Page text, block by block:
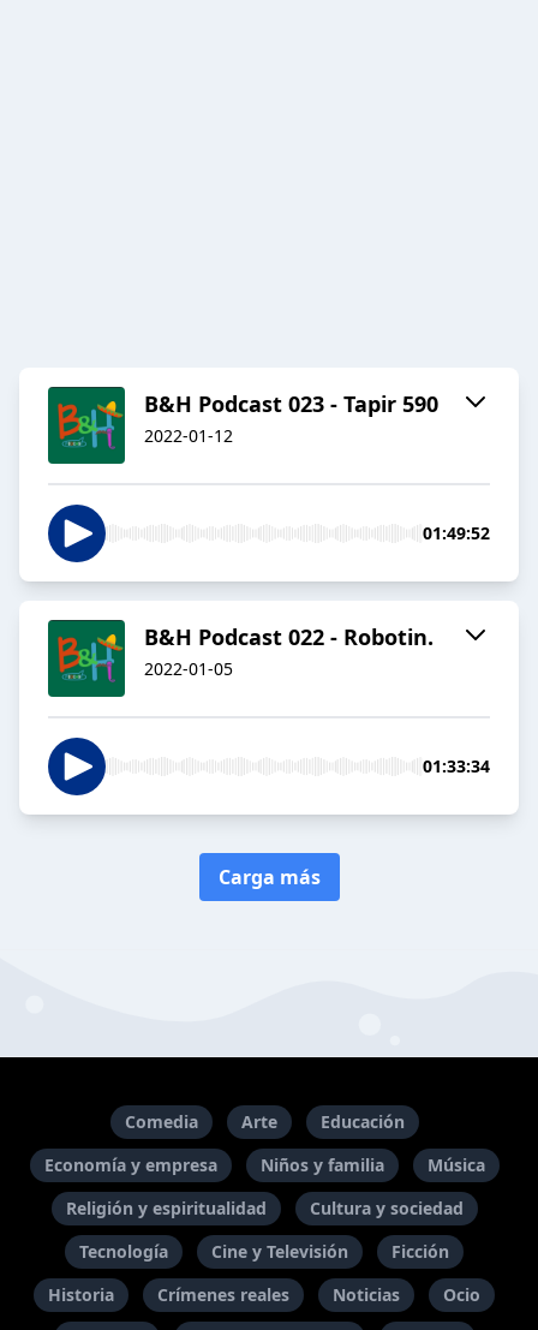
B&H Podcast 023 - Tapir 590
2022-01-12
01:49:52
B&H Podcast 022 - Robotin.
2022-01-05
01:33:34
Carga más
Comedia Arte
Educación
Economía y empresa
Niños y familia
Música
Religión y espiritualidad
Cultura y sociedad
Tecnología
Cine y Televisión
Ficción
Historia
Crímenes reales Noticias
Ocio